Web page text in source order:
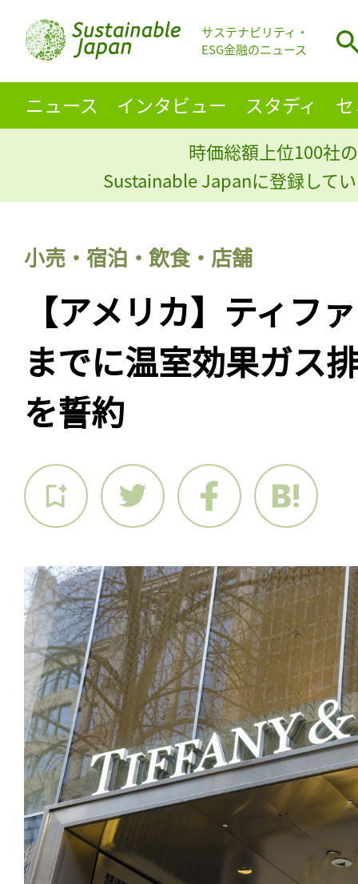
サステナビリティ・
ESG金融のニュース
ニュース インタビュー スタディ
時価総額上位100社
Sustainable Japanに登録して
小売・宿泊・飲食・店舗
【アメリカ】ティフ
までに温室効果ガス
を誓約